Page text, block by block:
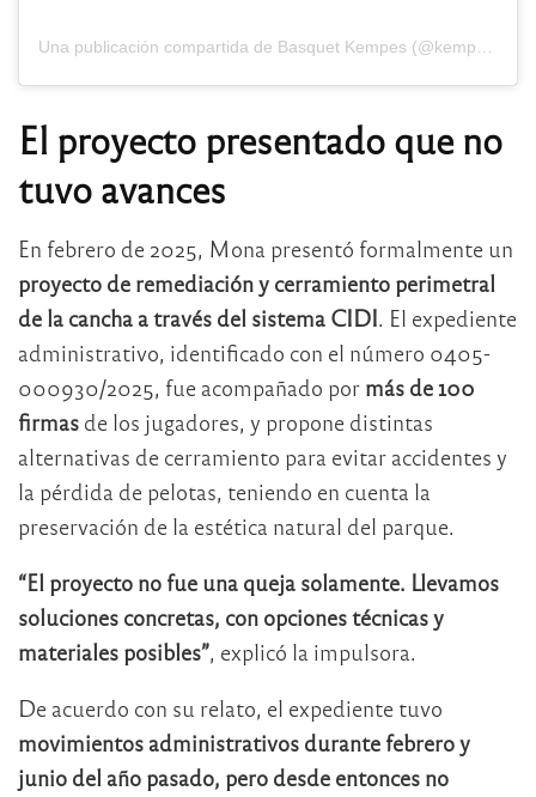
El proyecto presentado que no
tuvo avances
En febrero de 2025, Mona presentó formalmente un
proyecto de remediación y cerramiento perimetral
de la cancha a través del sistema CIDI. El expediente
administrativo, identificado con el número 0405-
000930/2025, fue acompañado por más de 100
firmas de los jugadores, y propone distintas
alternativas de cerramiento para evitar accidentes y
la pérdida de pelotas, teniendo en cuenta la
preservación de la estética natural del parque.
“El proyecto no fue una queja solamente. Llevamos
soluciones concretas, con opciones técnicas y
materiales posibles”, explicó la impulsora.
De acuerdo con su relato, el expediente tuvo
movimientos administrativos durante febrero y
junio del año pasado, pero desde entonces no